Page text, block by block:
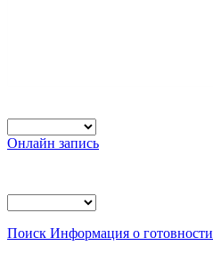
Онлайн запись
Поиск Информация о готовности